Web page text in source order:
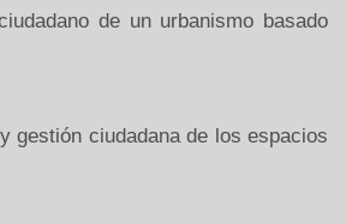
de un urbanismo basado
gestión ciudadana de los espacios